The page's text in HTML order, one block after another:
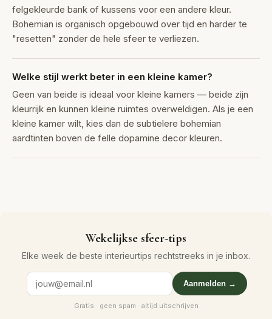
felgekleurde bank of kussens voor een andere kleur.
Bohemian is organisch opgebouwd over tijd en harder te
"resetten" zonder de hele sfeer te verliezen.
Welke stijl werkt beter in een kleine kamer?
Geen van beide is ideaal voor kleine kamers — beide zijn
kleurrijk en kunnen kleine ruimtes overweldigen. Als je een
kleine kamer wilt, kies dan de subtielere bohemian
aardtinten boven de felle dopamine decor kleuren.
Wekelijkse sfeer-tips
Elke week de beste interieurtips rechtstreeks in je inbox.
Aanmelden →
Gratis · geen spam · altijd uitschrijven